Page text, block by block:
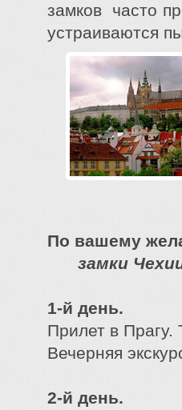
замков часто
устраиваются
По вашему
замки
1-й день.
Прилет в Прагу.
Вечерняя
2-й день.